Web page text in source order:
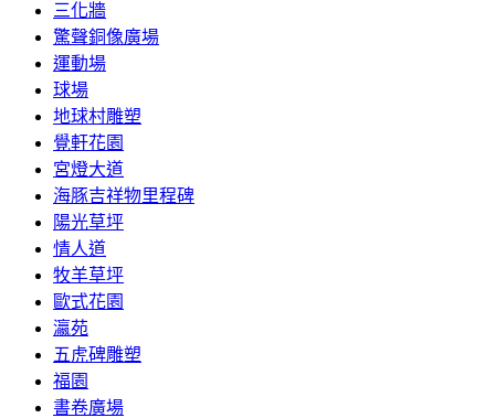
三化牆
驚聲銅像廣場
運動場
球場
地球村雕塑
覺軒花園
宮燈大道
海豚吉祥物里程碑
陽光草坪
情人道
牧羊草坪
歐式花園
瀛苑
五虎碑雕塑
福園
書卷廣場